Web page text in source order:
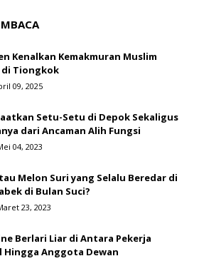
Kenalkan Kemakmuran Muslim
di Tiongkok
09, 2025
Setu-Setu di Depok Sekaligus
dari Ancaman Alih Fungsi
04, 2023
Melon Suri yang Selalu Beredar di
di Bulan Suci?
23, 2023
Berlari Liar di Antara Pekerja
Hingga Anggota Dewan